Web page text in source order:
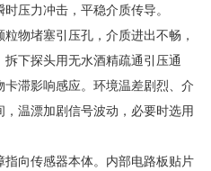
压力冲击，平稳介质传导。
物堵塞引压孔，介质进出不畅，
下探头用无水酒精疏通引压通
滞影响感应。环境温差剧烈、介
温漂加剧信号波动，必要时选用
向传感器本体。内部电路板贴片